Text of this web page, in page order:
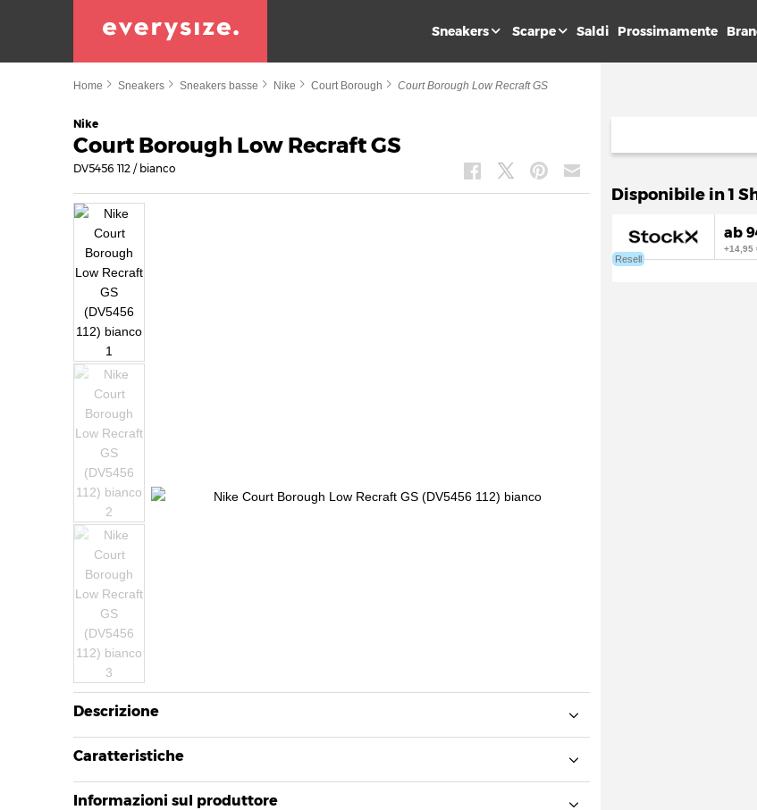
Sneakers Scarpe Saldi Prossimamente
Home Sneakers Sneakers basse Nike Court Borough Court Borough Low Recraft GS
Nike
Court Borough Low Recraft GS
DV5456 112 / bianco
Descrizione
Caratteristiche
Informazioni sul produttore
Disponibile in 1
Resell
ab
+14,95